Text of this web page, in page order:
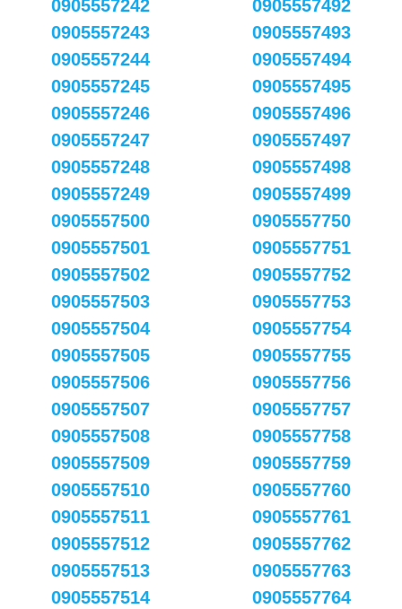
0905557242
0905557243
0905557244
0905557245
0905557246
0905557247
0905557248
0905557249
0905557492
0905557493
0905557494
0905557495
0905557496
0905557497
0905557498
0905557499
0905557500
0905557501
0905557502
0905557503
0905557504
0905557505
0905557506
0905557507
0905557508
0905557509
0905557510
0905557511
0905557512
0905557513
0905557514
0905557750
0905557751
0905557752
0905557753
0905557754
0905557755
0905557756
0905557757
0905557758
0905557759
0905557760
0905557761
0905557762
0905557763
0905557764